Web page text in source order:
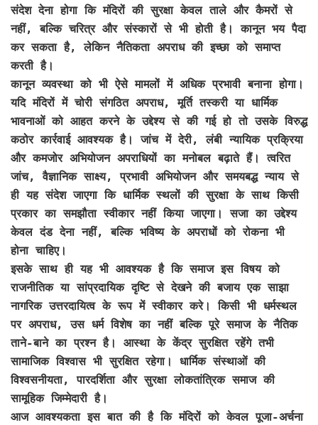
संदेश देना होगा कि मंदिरों की सुरक्षा केवल ताले और कैमरों से
नहीं, बल्कि चरित्र और संस्कारों से भी होती है। कानून भय पैदा
कर सकता है, लेकिन नैतिकता अपराध की इच्छा को समाप्त
करती है।
कानून व्यवस्था को भी ऐसे मामलों में अधिक प्रभावी बनाना होगा।
यदि मंदिरों में चोरी संगठित अपराध, मूर्ति तस्करी या धार्मिक
भावनाओं को आहत करने के उद्देश्य से की गई हो तो उसके विरुद्ध
कठोर कार्रवाई आवश्यक है। जांच में देरी, लंबी न्यायिक प्रक्रिया
और कमजोर अभियोजन अपराधियों का मनोबल बढ़ाते हैं। त्वरित
जांच, वैज्ञानिक साक्ष्य, प्रभावी अभियोजन और समयबद्ध न्याय से
ही यह संदेश जाएगा कि धार्मिक स्थलों की सुरक्षा के साथ किसी
प्रकार का समझौता स्वीकार नहीं किया जाएगा। सजा का उद्देश्य
केवल दंड देना नहीं, बल्कि भविष्य के अपराधों को रोकना भी
होना चाहिए।
इसके साथ ही यह भी आवश्यक है कि समाज इस विषय को
राजनीतिक या सांप्रदायिक दृष्टि से देखने की बजाय एक साझा
नागरिक उत्तरदायित्व के रूप में स्वीकार करे। किसी भी धर्मस्थल
पर अपराध, उस धर्म विशेष का नहीं बल्कि पूरे समाज के नैतिक
ताने-बाने का प्रश्न है। आस्था के केंद्र सुरक्षित रहेंगे तभी
सामाजिक विश्वास भी सुरक्षित रहेगा। धार्मिक संस्थाओं की
विश्वसनीयता, पारदर्शिता और सुरक्षा लोकतांत्रिक समाज की
सामूहिक जिम्मेदारी है।
आज आवश्यकता इस बात की है कि मंदिरों को केवल पूजा-अर्चना